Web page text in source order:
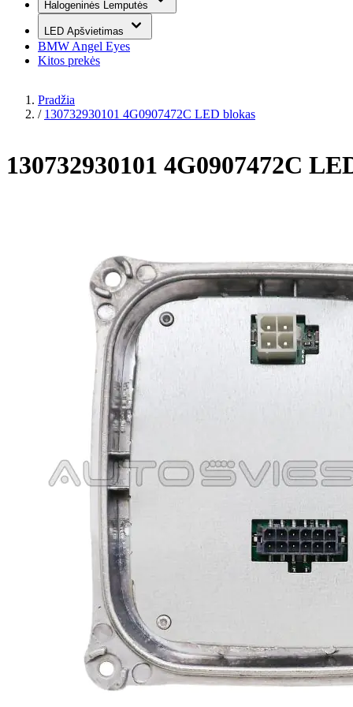
Halogeninės Lemputės
LED Apšvietimas
BMW Angel Eyes
Kitos prekės
Pradžia
/ 130732930101 4G0907472C LED blokas
130732930101 4G0907472C